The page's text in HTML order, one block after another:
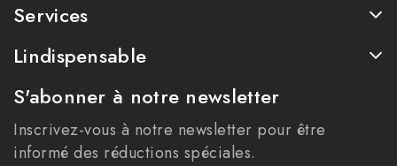
Services
Lindispensable
S'abonner à notre newsletter
Inscrivez-vous à notre newsletter pour être
informé des réductions spéciales.